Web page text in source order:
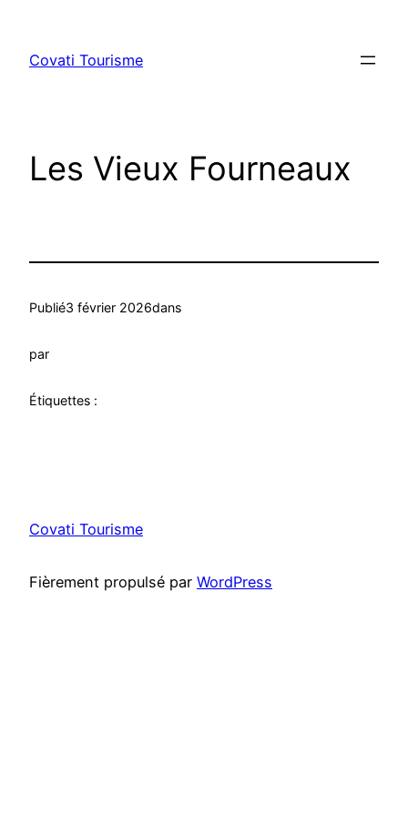
contenu
Covati Tourisme
Les Vieux Fourneaux
Publié3 février 2026dans
par
Étiquettes :
Covati Tourisme
Fièrement propulsé par WordPress